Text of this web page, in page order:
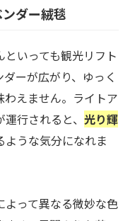
ダー絨毯
いっても観光リフト
ーが広がり、ゆっく
わえません。ライトア
行されると、 光り輝
ような気分になれま
よって異なる微妙な色